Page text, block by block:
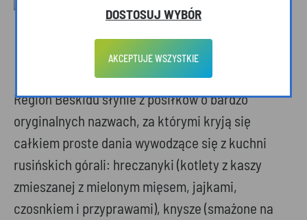
Fuczki. Fot. Tadeusz Poźniak
Region Beskidu słynie z posiłków o bardzo
oryginalnych nazwach, za którymi kryją się
całkiem proste dania wywodzące się z kuchni
rusińskich górali: hreczanyki (kotlety z kaszy
zmieszanej z mielonym mięsem, jajkami,
czosnkiem i przyprawami), knysze (smażone na
DOSTOSUJ WYBÓR
AKCEPTUJE WSZYSTKIE